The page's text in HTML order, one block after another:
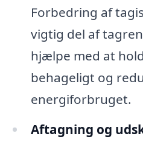
Forbedring af
vigtig del af
hjælpe med at
behageligt og
energiforbruget.
Aftagning og